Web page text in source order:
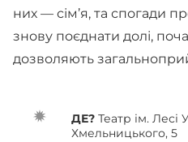
них — сім’я, та спогади
знову поєднати долі,
дозволяють
ДЕ? Театр ім. Лесі
Хмельницького, 5